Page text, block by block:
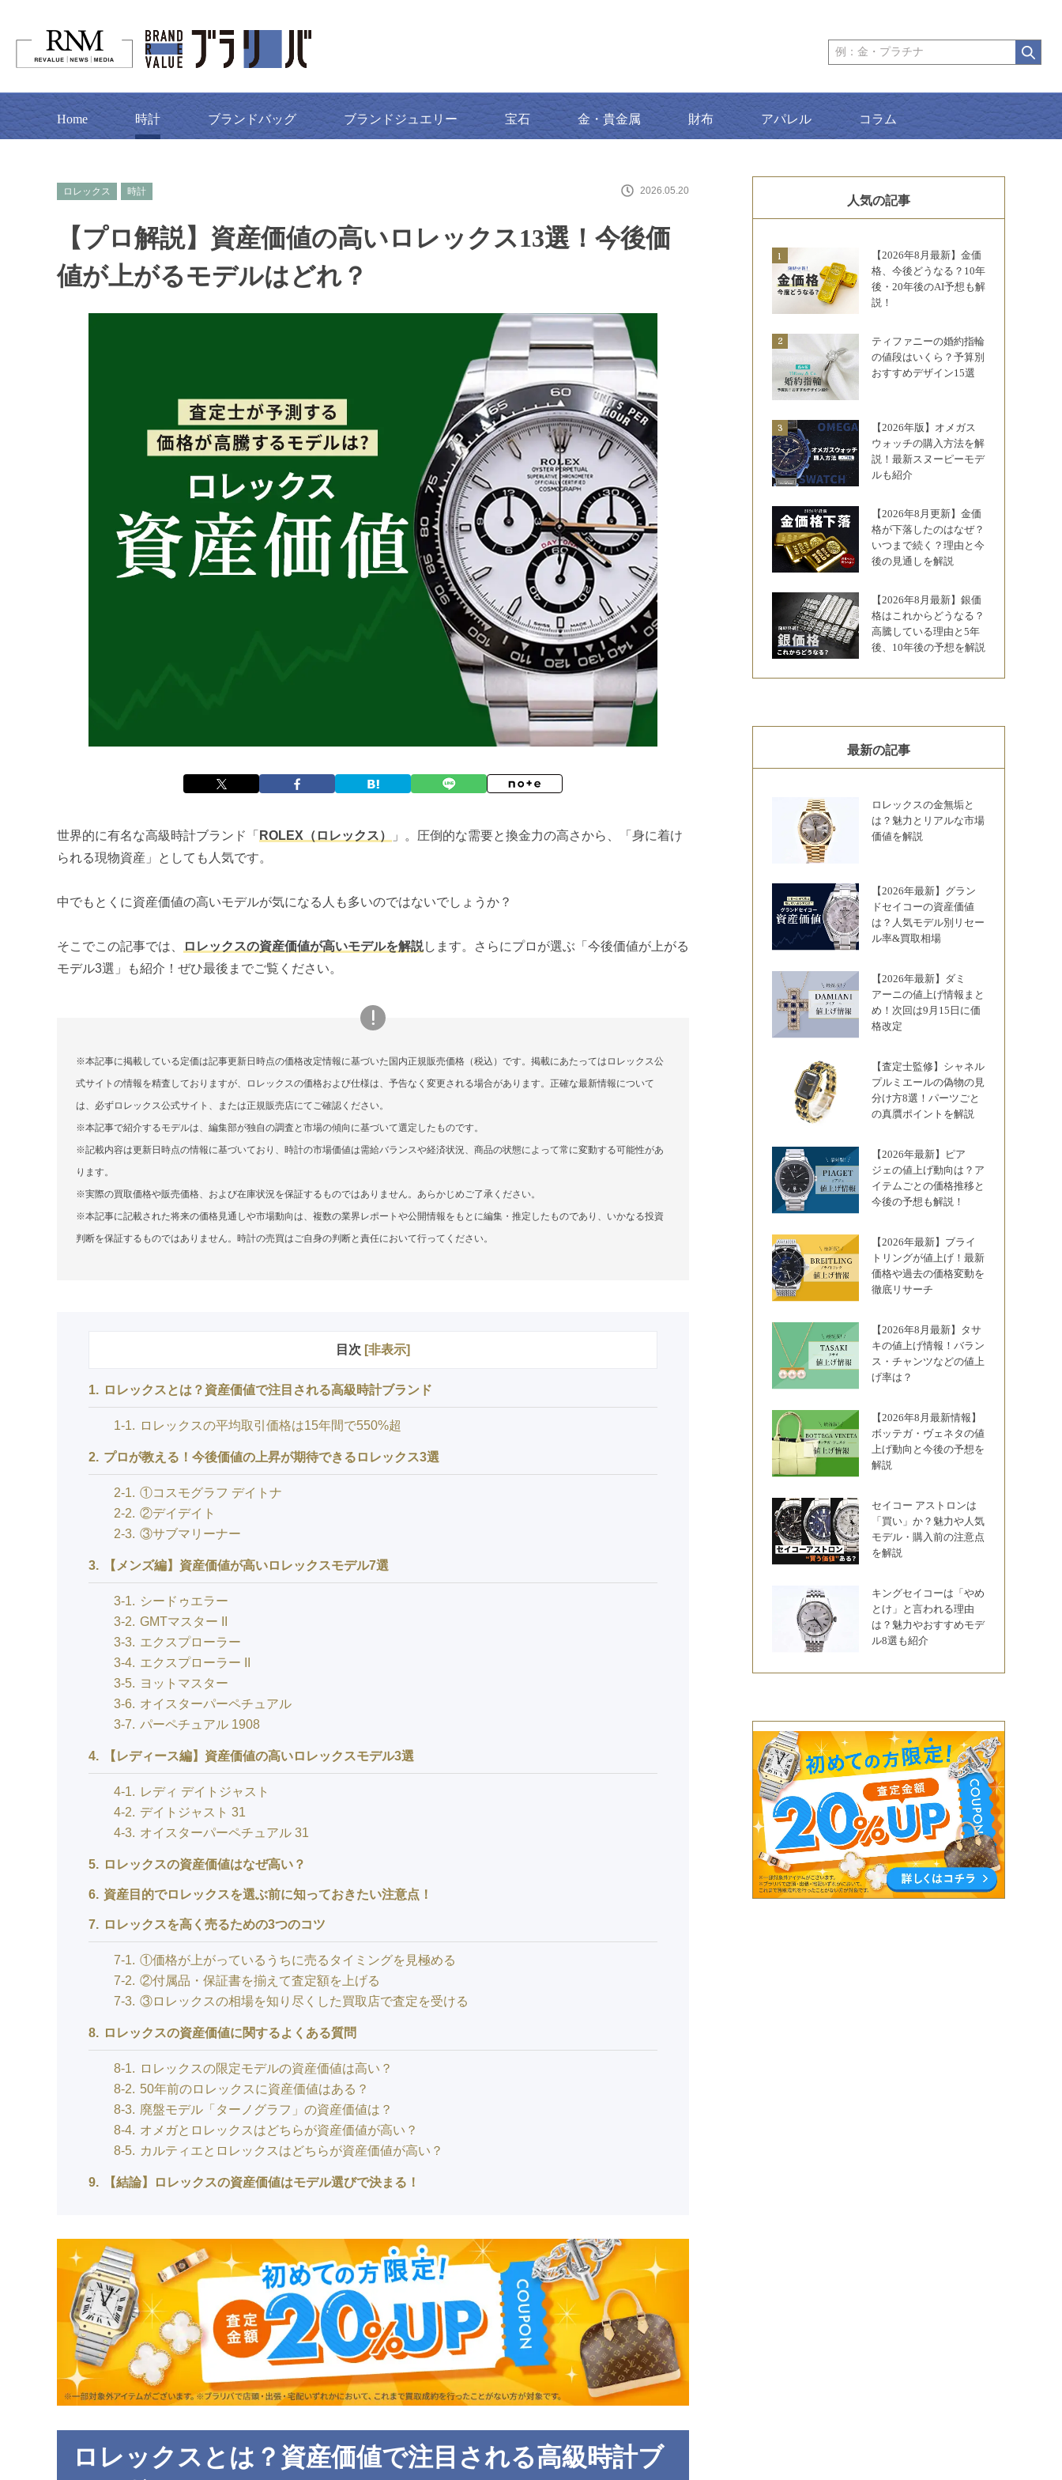
Home 時計 ブランドバッグ ブランドジュエリー 宝石 金・貴金属 財布 アパレル コラム
ロレックス 時計 2026.05.20
【プロ解説】資産価値の高いロレックス13選！今後価
値が上がるモデルはどれ？
世界的に有名な高級時計ブランド「 ROLEX（ロレックス）
」。圧倒的な需要と換金力の高さから、「身に着け
られる現物資産」としても人気です。
中でもとくに資産価値の高いモデルが気になる人も多いのではないでしょうか？
そこでこの記事では、 ロレックスの資産価値が高いモデルを解説します。さらにプロが選ぶ「今後価値が上がる
モデル3選」も紹介！ぜひ最後までご覧ください。
※本記事に掲載している定価は記事更新日時点の価格改定情報に基づいた国内正規販売価格（税込）です。掲載にあたってはロレックス公
式サイトの情報を精査しておりますが、ロレックスの価格および仕様は、予告なく変更される場合があります。正確な最新情報について
は、必ずロレックス公式サイト、または正規販売店にてご確認ください。
※本記事で紹介するモデルは、編集部が独自の調査と市場の傾向に基づいて選定したものです。
※記載内容は更新日時点の情報に基づいており、時計の市場価値は需給バランスや経済状況、商品の状態によって常に変動する可能性があ
ります。
※実際の買取価格や販売価格、および在庫状況を保証するものではありません。あらかじめご了承ください。
※本記事に記載された将来の価格見通しや市場動向は、複数の業界レポートや公開情報をもとに編集・推定したものであり、いかなる投資
判断を保証するものではありません。時計の売買はご自身の判断と責任において行ってください。
目次 [非表示]
1 ロレックスとは？資産価値で注目される高級時計ブランド
1-1 ロレックスの平均取引価格は15年間で550%超
2 プロが教える！今後価値の上昇が期待できるロレックス3選
2-1
①コスモグラフ デイトナ
2-2
②デイデイト
2-3 ③サブマリーナー
3 【メンズ編】資産価値が高いロレックスモデル7選
3-1
シードゥエラー
3-2
GMTマスター II
3-3
エクスプローラー
3-4
エクスプローラー II
3-5
ヨットマスター
3-6
オイスターパーペチュアル
3-7
パーペチュアル 1908
4 【レディース編】資産価値の高いロレックスモデル3選
4-1
レディ デイトジャスト
4-2
デイトジャスト 31
4-3
オイスターパーペチュアル 31
5 ロレックスの資産価値はなぜ高い？
6 資産目的でロレックスを選ぶ前に知っておきたい注意点！
7 ロレックスを高く売るための3つのコツ
7-1
①価格が上がっているうちに売るタイミングを見極める
7-2
②付属品・保証書を揃えて査定額を上げる
7-3 ③ロレックスの相場を知り尽くした買取店で査定を受ける
8 ロレックスの資産価値に関するよくある質問
8-1
ロレックスの限定モデルの資産価値は高い？
8-2
50年前のロレックスに資産価値はある？
8-3
廃盤モデル「ターノグラフ」の資産価値は？
8-4
オメガとロレックスはどちらが資産価値が高い？
8-5
カルティエとロレックスはどちらが資産価値が高い？
9 【結論】ロレックスの資産価値はモデル選びで決まる！
ロレックスとは？資産価値で注目される高級時計ブ
人気の記事
【2026年8月最新】金価
格、今後どうなる？10年
後・20年後のAI予想も解
説！
ティファニーの婚約指輪
の値段はいくら？予算別
おすすめデザイン15選
【2026年版】オメガス
ウォッチの購入方法を解
説！最新スヌーピーモデ
ルも紹介
【2026年8月更新】金価
格が下落したのはなぜ？
いつまで続く？理由と今
後の見通しを解説
【2026年8月最新】銀価
格はこれからどうなる？
高騰している理由と5年
後、10年後の予想を解説
最新の記事
ロレックスの金無垢と
は？魅力とリアルな市場
価値を解説
【2026年最新】グラン
ドセイコーの資産価値
は？人気モデル別リセー
ル率&買取相場
【2026年最新】ダミ
アーニの値上げ情報まと
め！次回は9月15日に価
格改定
【査定士監修】シャネル
プルミエールの偽物の見
分け方8選！パーツごと
の真贋ポイントを解説
【2026年最新】ピア
ジェの値上げ動向は？ア
イテムごとの価格推移と
今後の予想も解説！
【2026年最新】ブライ
トリングが値上げ！最新
価格や過去の価格変動を
徹底リサーチ
【2026年8月最新】タサ
キの値上げ情報！バラン
ス・チャンツなどの値上
げ率は？
【2026年8月最新情報】
ボッテガ・ヴェネタの値
上げ動向と今後の予想を
解説
セイコー アストロンは
「買い」か？魅力や人気
モデル・購入前の注意点
を解説
キングセイコーは「やめ
とけ」と言われる理由
は？魅力やおすすめモデ
ル8選も紹介